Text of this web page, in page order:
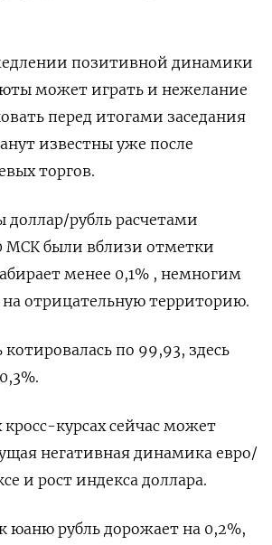
позитивной динамики
может играть и нежелание
перед итогами заседания
известны уже после
торгов.
рубль расчетами
МСК были вблизи отметки
менее 0,1% , немногим
на отрицательную территорию.
по 99,93, здесь
кросс-курсах сейчас может
негативная динамика евро/
и рост индекса доллара.
рубль дорожает на 0,2%,